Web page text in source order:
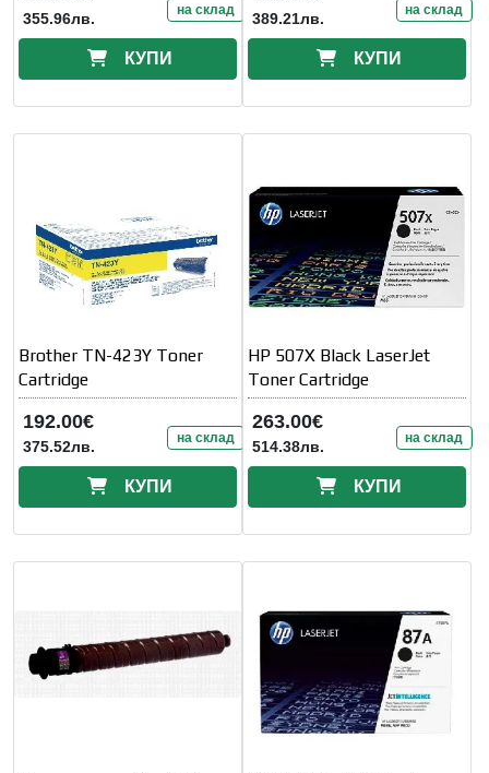
355.96лв. на склад
КУПИ
389.21лв. на склад
КУПИ
Brother TN-423Y Toner
Cartridge
192.00€
375.52лв. на склад
КУПИ
HP 507X Black LaserJet
Toner Cartridge
263.00€
514.38лв. на склад
КУПИ